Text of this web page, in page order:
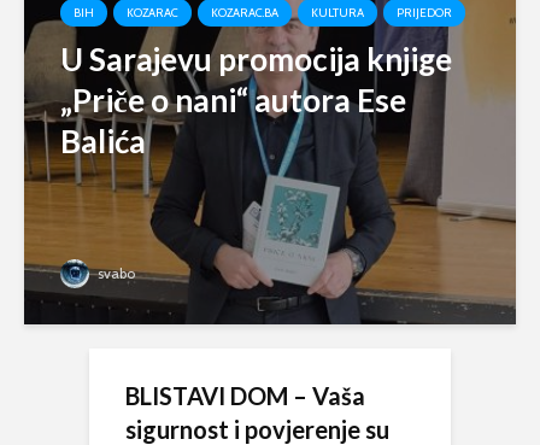
BIH KOZARAC KOZARAC.BA KULTURA PRIJEDOR
U Sarajevu promocija knjige
„Priče o nani“ autora Ese
Balića
svabo
BLISTAVI DOM – Vaša
sigurnost i povjerenje su